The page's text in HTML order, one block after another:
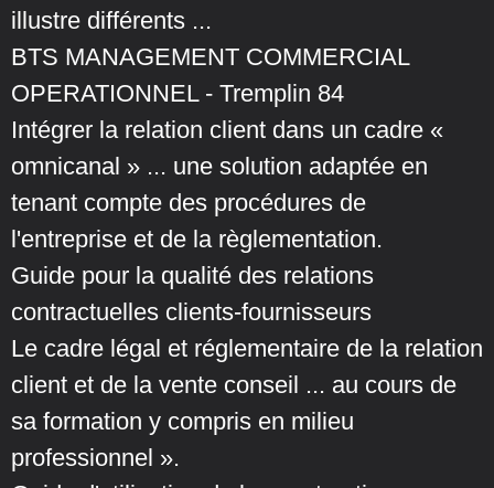
illustre différents ...
BTS MANAGEMENT COMMERCIAL
OPERATIONNEL - Tremplin 84
Intégrer la relation client dans un cadre «
omnicanal » ... une solution adaptée en
tenant compte des procédures de
l'entreprise et de la règlementation.
Guide pour la qualité des relations
contractuelles clients-fournisseurs
Le cadre légal et réglementaire de la relation
client et de la vente conseil ... au cours de
sa formation y compris en milieu
professionnel ».